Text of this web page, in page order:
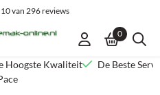
Kies instellingen of sta alle
10van296reviews
0
Hoogste Kwaliteit
De Beste